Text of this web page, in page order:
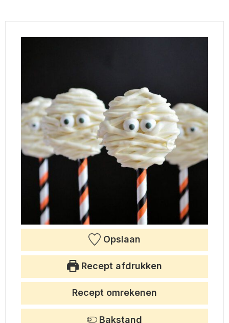
Opslaan
Recept afdrukken
Recept omrekenen
Bakstand